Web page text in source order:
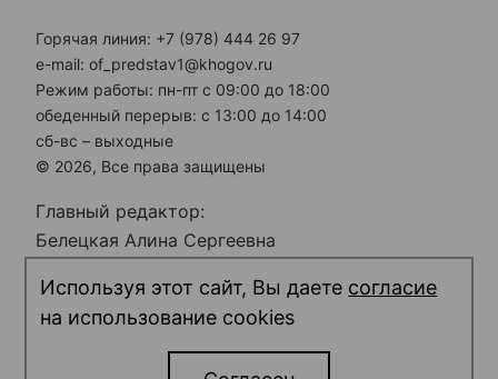
Горячая линия: +7 (978) 444 26 97
e-mail: of_predstav1@khogov.ru
Режим работы: пн-пт с 09:00 до 18:00
обеденный перерыв: с 13:00 до 14:00
сб-вс – выходные
© 2026, Все права защищены
Главный редактор:
Белецкая Алина Сергеевна
predstav_rk@khogov.ru
Телефон редакции: +7 (978) 698 12 80
Используя этот сайт, Вы даете согласие
на использование cookies